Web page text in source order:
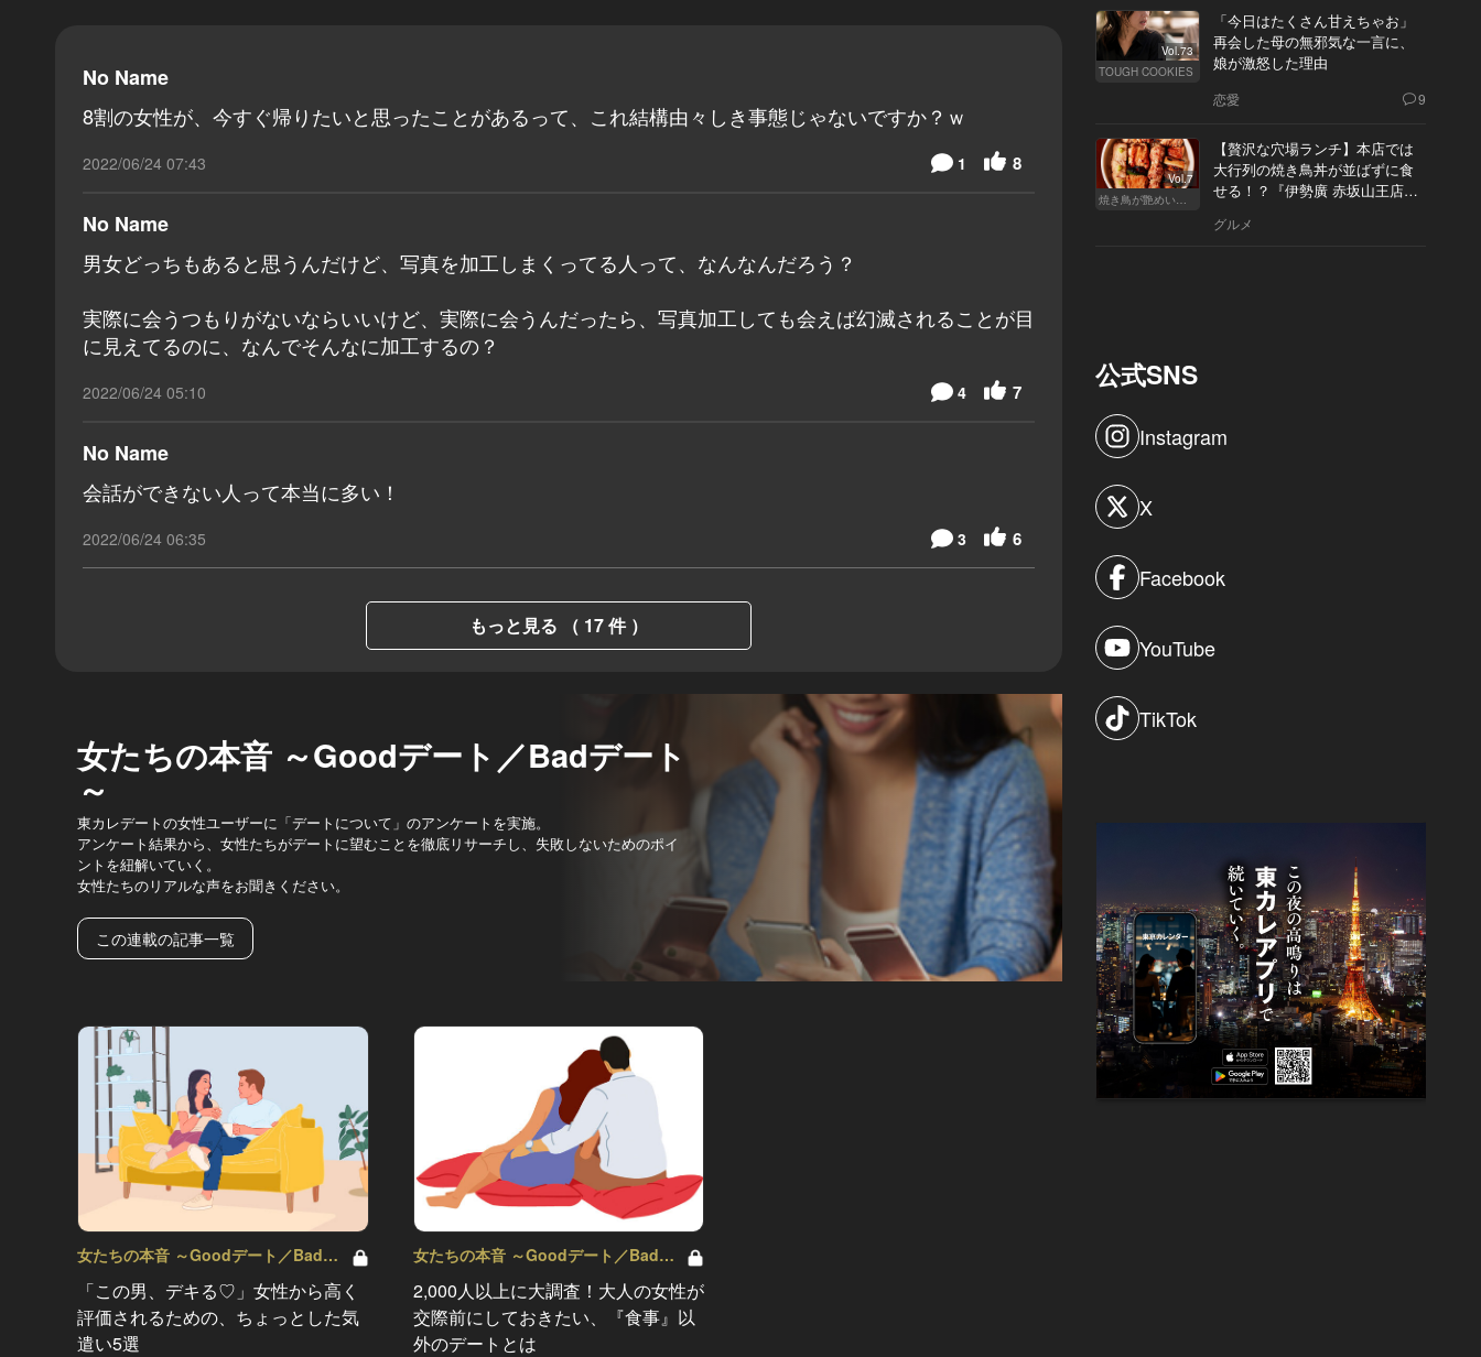
No Name
8割の女性が、今すぐ帰りたいと思ったことがあるって、これ結構由々しき事態じゃないですか？ｗ
2022/06/24 07:43 8
1
No Name
男女どっちもあると思うんだけど、写真を加工しまくってる人って、なんなんだろう？
実際に会うつもりがないならいいけど、実際に会うんだったら、写真加工しても会えば幻滅されることが目
に見えてるのに、なんでそんなに加工するの？
2022/06/24 05:10 7
4
No Name
会話ができない人って本当に多い！
2022/06/24 06:35 6
3
もっと見る （ 17 件 ）
女たちの本音 ～Goodデート／Badデート
～
東カレデートの女性ユーザーに「デートについて」のアンケートを実施。
アンケート結果から、女性たちがデートに望むことを徹底リサーチし、失敗しないためのポイ
ントを紐解いていく。
女性たちのリアルな声をお聞きください。
この連載の記事一覧
女たちの本音 ～Goodデート／Badデ
「この男、デキる♡」女性から高く
評価されるための、ちょっとした気
遣い5選
女たちの本音 ～Goodデート／Badデ
2,000人以上に大調査！大人の女性が
交際前にしておきたい、『食事』以
外のデートとは
Vol.73
TOUGH COOKIES
「今日はたくさん甘えちゃお」
再会した母の無邪気な一言に、
娘が激怒した理由
恋愛 9
Vol.7
焼き鳥が艶めいてきた
【贅沢な穴場ランチ】本店では
大行列の焼き鳥丼が並ばずに食
せる！？『伊勢廣 赤坂山王店』
グルメ
公式SNS
Instagram
X
Facebook
YouTube
TikTok